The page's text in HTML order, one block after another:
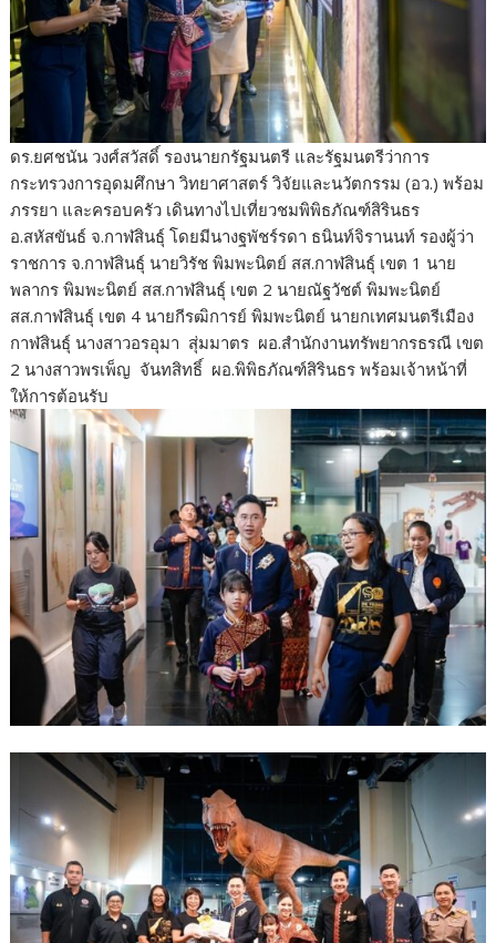
ดร.ยศชนัน วงศ์สวัสดิ์ รองนายกรัฐมนตรี และรัฐมนตรีว่าการ
กระทรวงการอุดมศึกษา วิทยาศาสตร์ วิจัยและนวัตกรรม (อว.) พร้อม
ภรรยา และครอบครัว เดินทางไปเที่ยวชมพิพิธภัณฑ์สิรินธร
อ.สหัสขันธ์ จ.กาฬสินธุ์ โดยมีนางฐพัชร์รดา ธนินท์จิรานนท์ รองผู้ว่า
ราชการ จ.กาฬสินธุ์ นายวิรัช พิมพะนิตย์ สส.กาฬสินธุ์ เขต 1 นาย
พลากร พิมพะนิตย์ สส.กาฬสินธุ์ เขต 2 นายณัฐวัชต์ พิมพะนิตย์
สส.กาฬสินธุ์ เขต 4 นายกีรฒิการย์ พิมพะนิตย์ นายกเทศมนตรีเมือง
กาฬสินธุ์ นางสาวอรอุมา สุ่มมาตร ผอ.สำนักงานทรัพยากรธรณี เขต
2 นางสาวพรเพ็ญ จันทสิทธิ์ ผอ.พิพิธภัณฑ์สิรินธร พร้อมเจ้าหน้าที่
ให้การต้อนรับ